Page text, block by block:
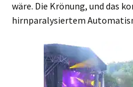
wäre. Die Krönung, und das
hirnparalysiertem